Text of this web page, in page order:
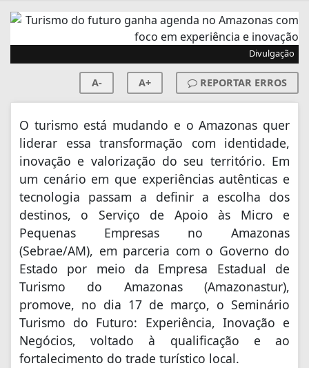
Divulgação
A- A+ REPORTAR ERROS
O turismo está mudando e o Amazonas quer
liderar essa transformação com identidade,
inovação e valorização do seu território. Em
um cenário em que experiências autênticas e
tecnologia passam a definir a escolha dos
destinos, o Serviço de Apoio às Micro e
Pequenas Empresas no Amazonas
(Sebrae/AM), em parceria com o Governo do
Estado por meio da Empresa Estadual de
Turismo do Amazonas (Amazonastur),
promove, no dia 17 de março, o Seminário
Turismo do Futuro: Experiência, Inovação e
Negócios, voltado à qualificação e ao
fortalecimento do trade turístico local.